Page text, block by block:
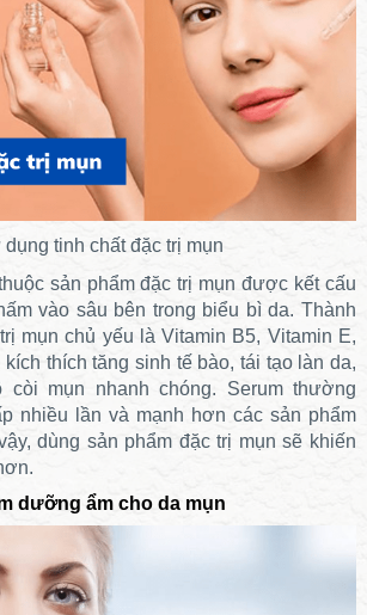
dụng tinh chất đặc trị mụn
sản phẩm đặc trị mụn được kết cấu
vào sâu bên trong biểu bì da. Thành
mụn chủ yếu là Vitamin B5, Vitamin E,
thích tăng sinh tế bào, tái tạo làn da,
còi mụn nhanh chóng. Serum thường
nhiều lần và mạnh hơn các sản phẩm
dùng sản phẩm đặc trị mụn sẽ khiến
dưỡng ẩm cho da mụn